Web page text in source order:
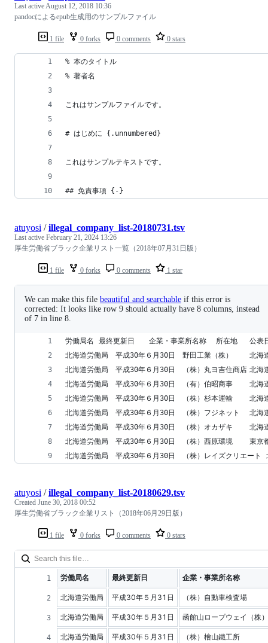
1 file 0 forks 0 comments 0 stars
Last activeAugust 12, 2018 10:36
pandocによるepub生成用のサンプルファイル
% 本のタイトル
% 著者名
これはサンプルファイルです。
# はじめに {.unnumbered}
これはサンプルテキストです。
## 免責事項 {-}
1 file 0 forks 0 comments 1 star
atuyosi /illegal_company_list-20180731.tsv
Last active February 21, 2024 13:26
厚生労働省ブラック企業リスト一覧（2018年07月31日版）
We can make this file beautiful and searchable if this error is
corrected: It looks like row 9 should actually have 8 columns, instead
of 7 in line 8.
1 file 0 forks 0 comments 0 stars
atuyosi /illegal_company_list-20180629.tsv
Created June 30, 2018 00:52
厚生労働省ブラック企業リスト（2018年06月29日版）
労働局名 最終更新日 企業・事業所名称
北海道労働局 平成30年５月31日 （株）自動車検査場
北海道労働局 平成30年５月31日 函館山ロープウェイ（株）
北海道労働局 平成30年５月31日 （株）檜山鐵工所